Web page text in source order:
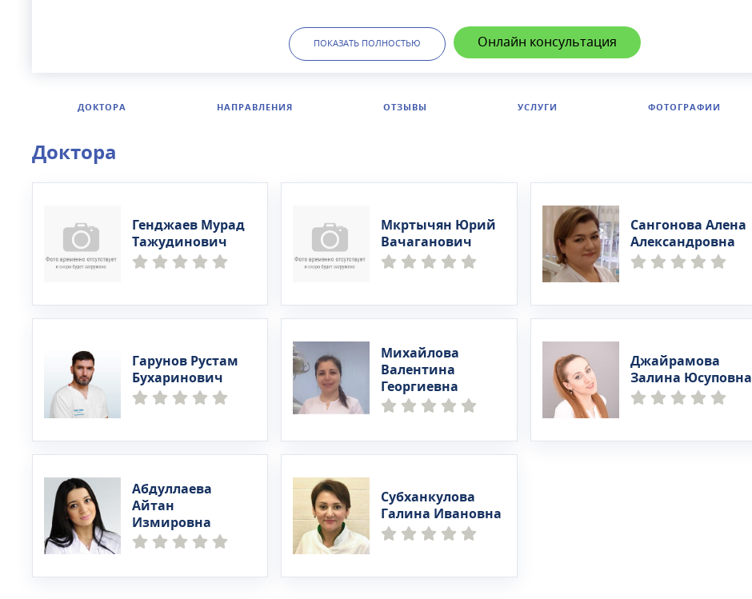
клинике принимают более 10 специалистов, регулярно повышающих
квалификацию.
ПОКАЗАТЬ ПОЛНОСТЬЮ Онлайн консультация
ДОКТОРА НАПРАВЛЕНИЯ ОТЗЫВЫ УСЛУГИ ФОТОГРАФИИ
Доктора
Генджаев Мурад
Тажудинович
Мкртычян Юрий
Вачаганович
Сангонова Алена
Александровна
Гарунов Рустам
Бухаринович
Михайлова
Валентина
Георгиевна
Джайрамова
Залина Юсуповна
Абдуллаева
Айтан
Измировна
Субханкулова
Галина Ивановна